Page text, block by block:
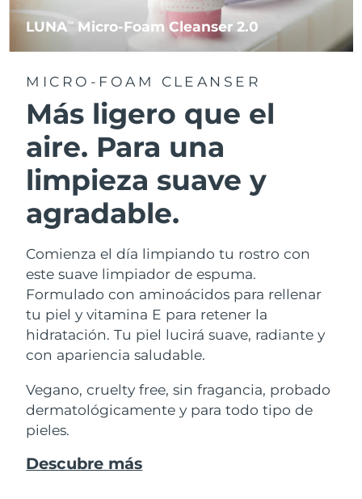
LUNATM Micro-Foam Cleanser 2.0
MICRO-FOAM CLEANSER
Más ligero que el
aire. Para una
limpieza suave y
agradable.
Comienza el día limpiando tu rostro con
este suave limpiador de espuma.
Formulado con aminoácidos para rellenar
tu piel y vitamina E para retener la
hidratación. Tu piel lucirá suave, radiante y
con apariencia saludable.
Vegano, cruelty free, sin fragancia, probado
dermatológicamente y para todo tipo de
pieles.
Descubre más